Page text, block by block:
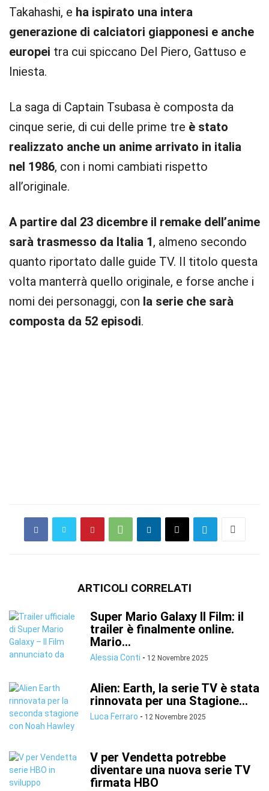
Takahashi, e ha ispirato una intera
generazione di calciatori giapponesi e anche
europei tra cui spiccano Del Piero, Gattuso e
Iniesta.
La saga di Captain Tsubasa è composta da
cinque serie, di cui delle prime tre è stato
realizzato anche un anime arrivato in italia
nel 1986, con i nomi cambiati rispetto
all’originale.
A partire dal 23 dicembre il remake dell’anime
sarà trasmesso da Italia 1, almeno secondo
quanto riportato dalle guide TV. Il titolo questa
volta manterrà quello originale, e forse anche i
nomi dei personaggi, con la serie che sarà
composta da 52 episodi.
ARTICOLI CORRELATI
Super Mario Galaxy Il Film: il
trailer è finalmente online.
Mario...
Alessia Conti - 12 Novembre 2025
Alien: Earth, la serie TV è stata
rinnovata per una Stagione...
Luca Ferraro - 12 Novembre 2025
V per Vendetta potrebbe
diventare una nuova serie TV
firmata HBO